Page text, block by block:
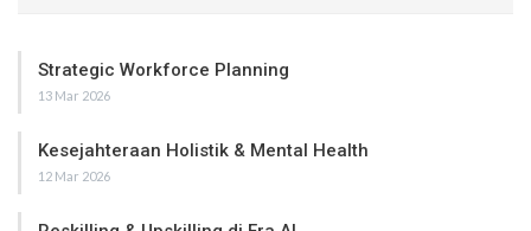
Strategic Workforce Planning
13 Mar 2026
Kesejahteraan Holistik & Mental Health
12 Mar 2026